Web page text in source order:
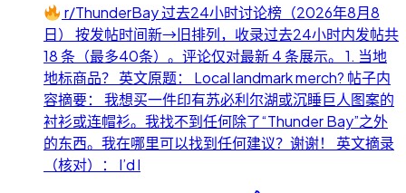
r/ThunderBay 过去24小时讨论榜（2026年8月8
日） 按发帖时间新→旧排列，收录过去24小时内发帖共
18 条（最多40条）。评论仅对最新 4 条展示。 1. 当地
地标商品？ 英文原题： Local landmark merch? 帖子内
容摘要： 我想买一件印有苏必利尔湖或沉睡巨人图案的
衬衫或连帽衫。我找不到任何除了“Thunder Bay”之外
的东西。我在哪里可以找到任何建议？谢谢！ 英文摘录
（核对）： I’d l